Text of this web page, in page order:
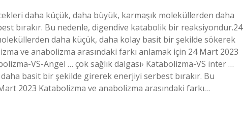
daha küçük, daha büyük, karmaşık moleküllerden daha
bırakır. Bu nedenle, digendive katabolik bir reaksiyondur.24
daha küçük, daha kolay basit bir şekilde sökerek
ve anabolizma arasındaki farkı anlamak için 24 Mart 2023
VS-Angel … çok sağlık dalgası› Katabolizma-VS inter …
basit bir şekilde girerek enerjiyi serbest bırakır. Bu
2023 Katabolizma ve anabolizma arasındaki farkı…